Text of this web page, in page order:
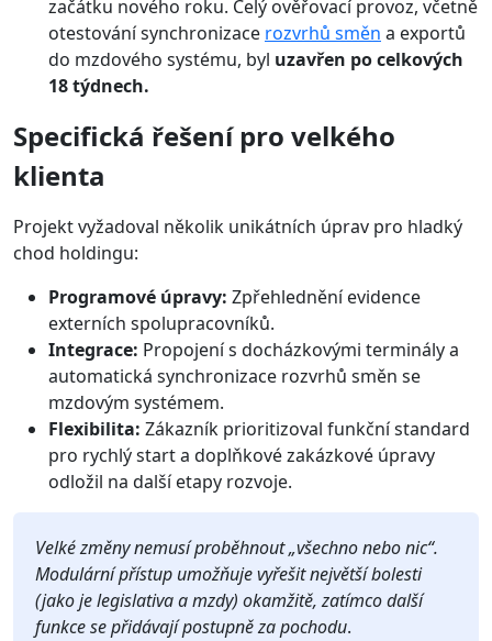
začátku nového roku. Celý ověřovací provoz, včetně
otestování synchronizace rozvrhů směn a exportů
do mzdového systému, byl uzavřen po celkových
18 týdnech.
Specifická řešení pro velkého
klienta
Projekt vyžadoval několik unikátních úprav pro hladký
chod holdingu:
Programové úpravy: Zpřehlednění evidence
externích spolupracovníků.
Integrace: Propojení s docházkovými terminály a
automatická synchronizace rozvrhů směn se
mzdovým systémem.
Flexibilita: Zákazník prioritizoval funkční standard
pro rychlý start a doplňkové zakázkové úpravy
odložil na další etapy rozvoje.
Velké změny nemusí proběhnout „všechno nebo nic“.
Modulární přístup umožňuje vyřešit největší bolesti
(jako je legislativa a mzdy) okamžitě, zatímco další
funkce se přidávají postupně za pochodu.